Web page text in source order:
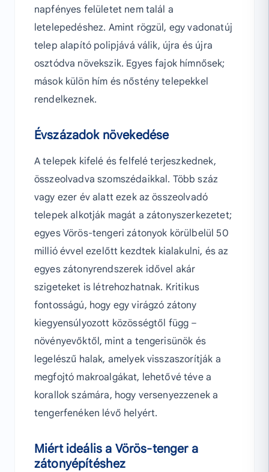
napfényes felületet nem talál a
letelepedéshez. Amint rögzül, egy vadonatúj
telep alapító polipjává válik, újra és újra
osztódva növekszik. Egyes fajok hímnősek;
mások külön hím és nőstény telepekkel
rendelkeznek.
Évszázadok növekedése
A telepek kifelé és felfelé terjeszkednek,
összeolvadva szomszédaikkal. Több száz
vagy ezer év alatt ezek az összeolvadó
telepek alkotják magát a zátonyszerkezetet;
egyes Vörös-tengeri zátonyok körülbelül 50
millió évvel ezelőtt kezdtek kialakulni, és az
egyes zátonyrendszerek idővel akár
szigeteket is létrehozhatnak. Kritikus
fontosságú, hogy egy virágzó zátony
kiegyensúlyozott közösségtől függ –
növényevőktől, mint a tengerisünök és
legelészű halak, amelyek visszaszorítják a
megfojtó makroalgákat, lehetővé téve a
korallok számára, hogy versenyezzenek a
tengerfenéken lévő helyért.
Miért ideális a Vörös-tenger a
zátonyépítéshez